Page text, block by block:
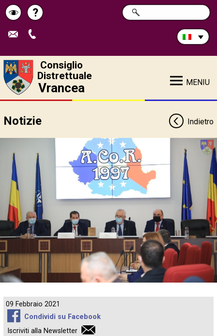
Schimbă
contrastul
Pagina
de
?
Cerca
nel
RICERCA
Consiglio
Distrettuale
Vrancea MENIU
Notizie Indietro
09 Febbraio 2021
Condividi su Facebook
Iscriviti alla Newsletter